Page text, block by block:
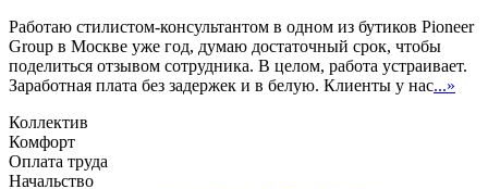
Работаю стилистом-консультантом в одном из бутиков Pioneer
Group в Москве уже год, думаю достаточный срок, чтобы
поделиться отзывом сотрудника. В целом, работа устраивает.
Заработная плата без задержек и в белую. Клиенты у нас...»
Коллектив
Комфорт
Оплата труда
Начальство